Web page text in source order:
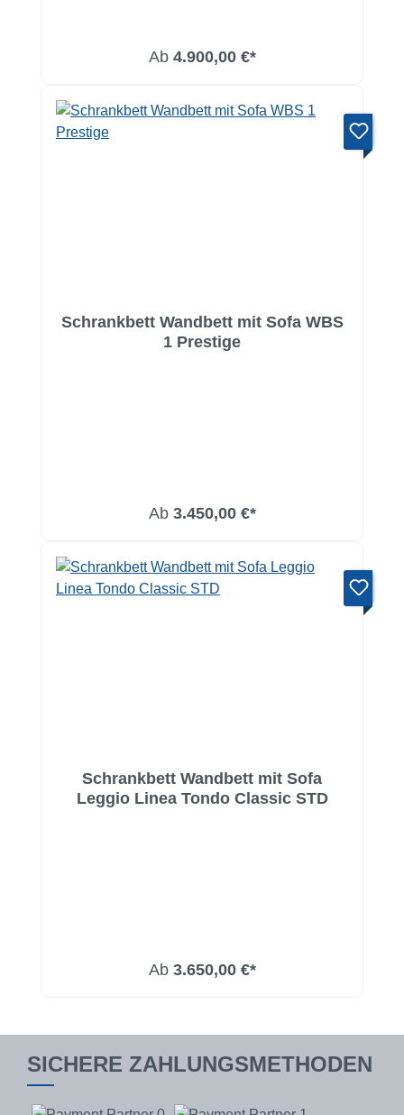
Ab 4.900,00 €*
Schrankbett Wandbett mit Sofa WBS
1 Prestige
Ab 3.450,00 €*
Schrankbett Wandbett mit Sofa
Leggio Linea Tondo Classic STD
Ab 3.650,00 €*
SICHERE ZAHLUNGSMETHODEN